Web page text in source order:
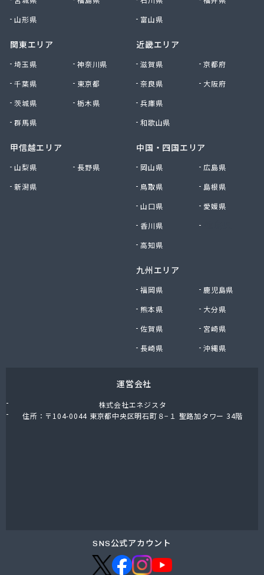
有限会社丸二商会
有限会社宮下商店
有限会社犬飼燃料店
有限会社古間ラジオテレビ商会
有限会社佐久プロパン
有限会社佐久燃料
有限会社秋山商店
有限会社小串商店
有限会社小池燃料店
有限会社大内商店ビックイン
鈴与商事株式会社 松本支店 くらしサポート課
山形県
関東エリア
埼玉県
神奈川県
千葉県
東京都
茨城県
栃木県
群馬県
甲信越エリア
山梨県
長野県
新潟県
富山県
近畿エリア
滋賀県
京都府
奈良県
大阪府
兵庫県
和歌山県
中国・四国エリア
岡山県
広島県
鳥取県
島根県
山口県
愛媛県
香川県
高知県
九州エリア
福岡県
鹿児島県
熊本県
大分県
佐賀県
宮崎県
長崎県
沖縄県
運営会社
株式会社エネジスタ
住所：〒104-0044 東京都中央区明石町８−１ 聖路加タワー 34階
SNS公式アカウント